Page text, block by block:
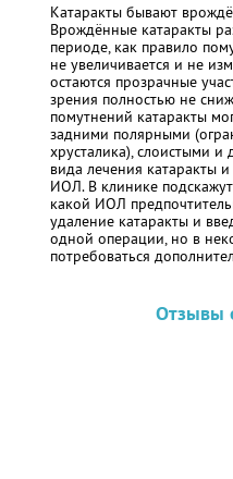
Катаракты бывают
Врождённые катаракты
периоде, как правило
не увеличивается и не
остаются прозрачные
зрения полностью не
помутнений катаракты
задними полярными
хрусталика), слоистыми
вида лечения катаракты
ИОЛ. В клинике
какой ИОЛ
удаление катаракты и
одной операции, но в
потребоваться
Отзывы